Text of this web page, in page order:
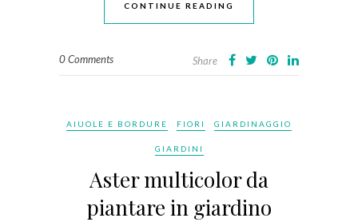
CONTINUE READING
0 Comments Share
AIUOLE E BORDURE FIORI GIARDINAGGIO
GIARDINI
Aster multicolor da
piantare in giardino